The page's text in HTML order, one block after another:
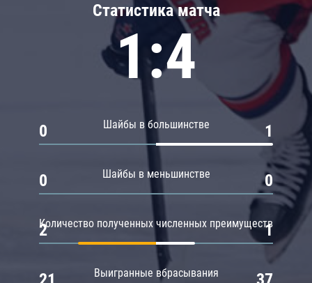
Статистика матча
1:4
Шайбы в большинстве
0 1
Шайбы в меньшинстве
0 0
Количество полученных численных преимуществ
2 1
Выигранные вбрасывания